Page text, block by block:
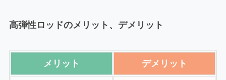
高弾性ロッドのメリット、デメリット
メリット デメリット